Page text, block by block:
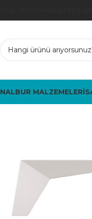
NALBUR MALZEMELERİ